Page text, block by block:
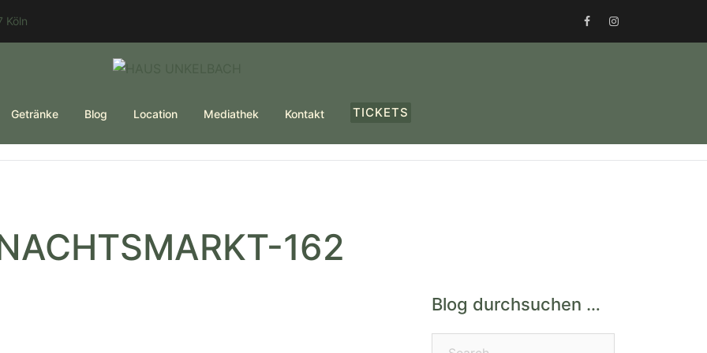
Köln FACEBOOKINSTAGRAM
Getränke Blog Location Mediathek Kontakt TICKETS
162
Blog durchsuchen …